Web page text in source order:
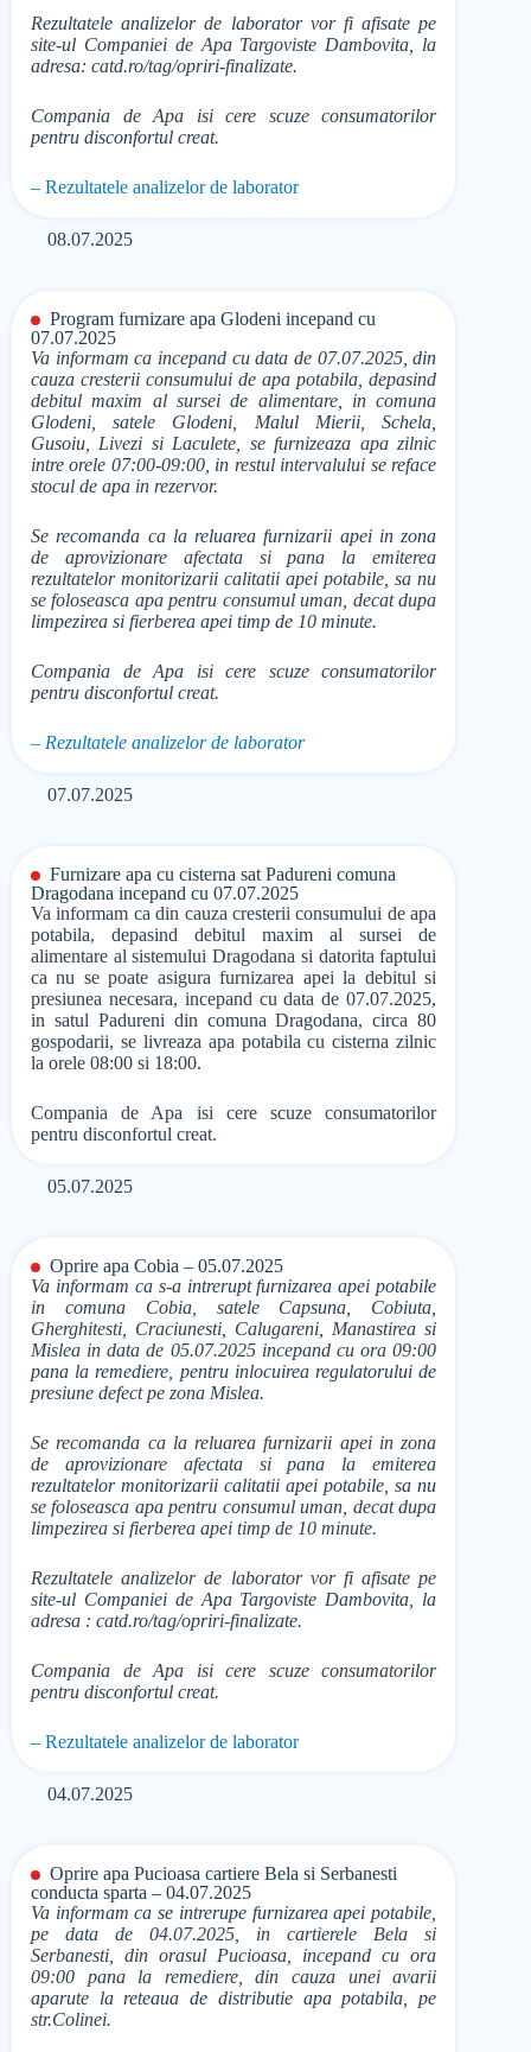
Rezultatele analizelor de laborator vor fi afisate pe
site-ul Companiei de Apa Targoviste Dambovita, la
adresa: catd.ro/tag/opriri-finalizate.
Compania de Apa isi cere scuze consumatorilor
pentru disconfortul creat.
– Rezultatele analizelor de laborator
08.07.2025
Program furnizare apa Glodeni incepand cu
07.07.2025
Va informam ca incepand cu data de 07.07.2025, din
cauza cresterii consumului de apa potabila, depasind
debitul maxim al sursei de alimentare, in comuna
Glodeni, satele Glodeni, Malul Mierii, Schela,
Gusoiu, Livezi si Laculete, se furnizeaza apa zilnic
intre orele 07:00-09:00, in restul intervalului se reface
stocul de apa in rezervor.
Se recomanda ca la reluarea furnizarii apei in zona
de aprovizionare afectata si pana la emiterea
rezultatelor monitorizarii calitatii apei potabile, sa nu
se foloseasca apa pentru consumul uman, decat dupa
limpezirea si fierberea apei timp de 10 minute.
Compania de Apa isi cere scuze consumatorilor
pentru disconfortul creat.
– Rezultatele analizelor de laborator
07.07.2025
Furnizare apa cu cisterna sat Padureni comuna
Dragodana incepand cu 07.07.2025
Va informam ca din cauza cresterii consumului de apa
potabila, depasind debitul maxim al sursei de
alimentare al sistemului Dragodana si datorita faptului
ca nu se poate asigura furnizarea apei la debitul si
presiunea necesara, incepand cu data de 07.07.2025,
in satul Padureni din comuna Dragodana, circa 80
gospodarii, se livreaza apa potabila cu cisterna zilnic
la orele 08:00 si 18:00.
Compania de Apa isi cere scuze consumatorilor
pentru disconfortul creat.
05.07.2025
Oprire apa Cobia – 05.07.2025
Va informam ca s-a intrerupt furnizarea apei potabile
in comuna Cobia, satele Capsuna, Cobiuta,
Gherghitesti, Craciunesti, Calugareni, Manastirea si
Mislea in data de 05.07.2025 incepand cu ora 09:00
pana la remediere, pentru inlocuirea regulatorului de
presiune defect pe zona Mislea.
Se recomanda ca la reluarea furnizarii apei in zona
de aprovizionare afectata si pana la emiterea
rezultatelor monitorizarii calitatii apei potabile, sa nu
se foloseasca apa pentru consumul uman, decat dupa
limpezirea si fierberea apei timp de 10 minute.
Rezultatele analizelor de laborator vor fi afisate pe
site-ul Companiei de Apa Targoviste Dambovita, la
adresa : catd.ro/tag/opriri-finalizate.
Compania de Apa isi cere scuze consumatorilor
pentru disconfortul creat.
– Rezultatele analizelor de laborator
04.07.2025
Oprire apa Pucioasa cartiere Bela si Serbanesti
conducta sparta – 04.07.2025
Va informam ca se intrerupe furnizarea apei potabile,
pe data de 04.07.2025, in cartierele Bela si
Serbanesti, din orasul Pucioasa, incepand cu ora
09:00 pana la remediere, din cauza unei avarii
aparute la reteaua de distributie apa potabila, pe
str.Colinei.